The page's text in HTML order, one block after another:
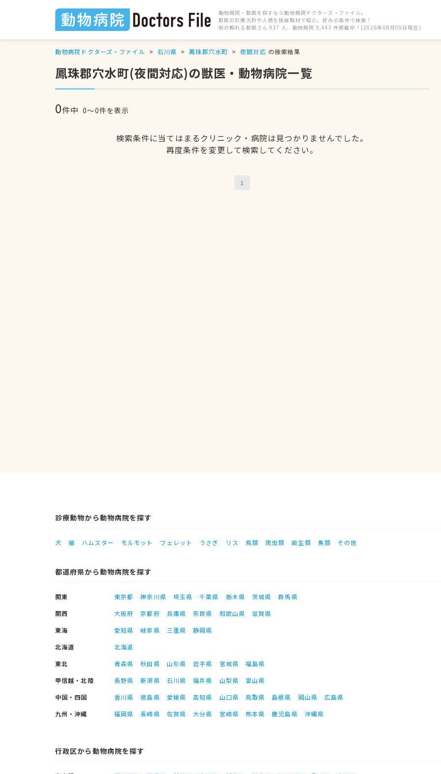
動物病院・獣医を探すなら動物病院ドクターズ・ファイル。
獣医の診療方針や人柄を独自取材で紹介。好みの条件で検索！
街の頼れる獣医さん 937 人、動物病院 9,443 件掲載中！(2026年08月09日現在)
動物病院ドクターズ・ファイル 石川県 鳳珠郡穴水町 夜間対応 の検索結果
鳳珠郡穴水町(夜間対応)の獣医・動物病院一覧
0件中 0〜0件を表示
検索条件に当てはまるクリニック・病院は見つかりませんでした。
再度条件を変更して検索してください。
1
診療動物から動物病院を探す
犬 猫 ハムスター モルモット フェレット うさぎ リス 鳥類 爬虫類 両生類 魚類 その他
都道府県から動物病院を探す
関東 東京都 神奈川県 埼玉県 千葉県 栃木県 茨城県
群馬県
関西
大阪府 京都府 兵庫県 奈良県 和歌山県
滋賀県
東海
愛知県 岐阜県 三重県
静岡県
北海道
北海道
東北
青森県 秋田県 山形県 岩手県 宮城県
福島県
甲信越・北陸
長野県 新潟県 石川県 福井県 山梨県
富山県
中国・四国
香川県 徳島県 愛媛県 高知県 山口県 鳥取県 島根県 岡山県
広島県
九州・沖縄
福岡県 長崎県 佐賀県 大分県 宮崎県 熊本県 鹿児島県 沖縄県
行政区から動物病院を探す